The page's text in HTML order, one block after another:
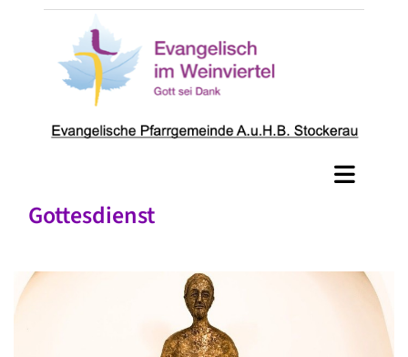
Gottesdienst